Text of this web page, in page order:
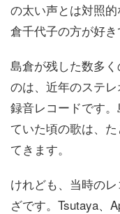
の太い声とは対照
倉千代子の方が好き
島倉が残した数多
のは、近年のステ
録音レコードです
ていた頃の歌は、
てきます。
けれども、当時の
ざです。Tsutaya、